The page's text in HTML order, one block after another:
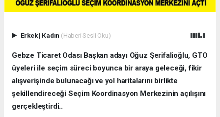
Erkek| Kadın (Haberi Sesli Oku)
Gebze Ticaret Odası Başkan adayı Oğuz Şerifalioğlu, GTO
üyeleri ile seçim süreci boyunca bir araya geleceği, fikir
alışverişinde bulunacağı ve yol haritalarını birlikte
şekillendireceği Seçim Koordinasyon Merkezinin açılışını
gerçekleştirdi..